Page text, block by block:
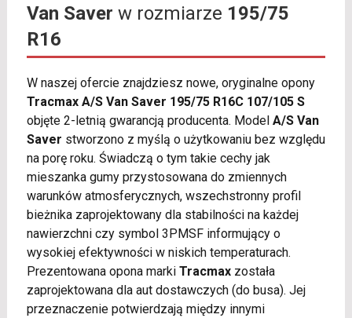
Van Saver w rozmiarze 195/75
R16
W naszej ofercie znajdziesz nowe, oryginalne opony
Tracmax A/S Van Saver 195/75 R16C 107/105 S
objęte 2-letnią gwarancją producenta. Model A/S Van
Saver stworzono z myślą o użytkowaniu bez względu
na porę roku. Świadczą o tym takie cechy jak
mieszanka gumy przystosowana do zmiennych
warunków atmosferycznych, wszechstronny profil
bieżnika zaprojektowany dla stabilności na każdej
nawierzchni czy symbol 3PMSF informujący o
wysokiej efektywności w niskich temperaturach.
Prezentowana opona marki Tracmaxzostała
zaprojektowana dla aut dostawczych (do busa). Jej
przeznaczenie potwierdzają między innymi